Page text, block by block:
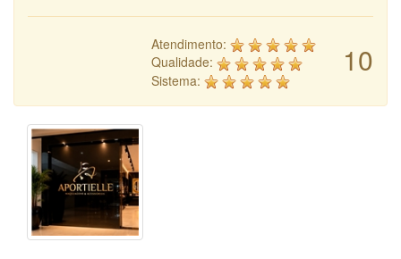
10
Atendimento:
Qualidade:
Sistema: